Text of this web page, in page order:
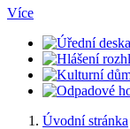
Více
Úvodní stránka